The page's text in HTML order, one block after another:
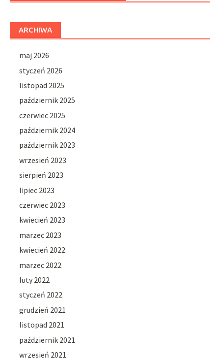
ARCHIWA
maj 2026
styczeń 2026
listopad 2025
październik 2025
czerwiec 2025
październik 2024
październik 2023
wrzesień 2023
sierpień 2023
lipiec 2023
czerwiec 2023
kwiecień 2023
marzec 2023
kwiecień 2022
marzec 2022
luty 2022
styczeń 2022
grudzień 2021
listopad 2021
październik 2021
wrzesień 2021